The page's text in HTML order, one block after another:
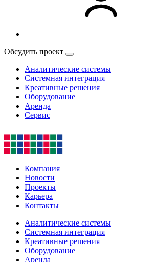
Обсудить проект
Аналитические системы
Системная интеграция
Креативные решения
Оборудование
Аренда
Сервис
Компания
Новости
Проекты
Карьера
Контакты
Аналитические системы
Системная интеграция
Креативные решения
Оборудование
Аренда